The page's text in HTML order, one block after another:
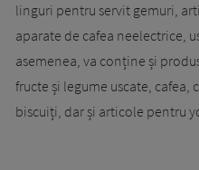
linguri pentru servit gemuri,
aparate de cafea neelectrice,
asemenea, va conține și
fructe și legume uscate,
biscuiți, dar și articole pentru